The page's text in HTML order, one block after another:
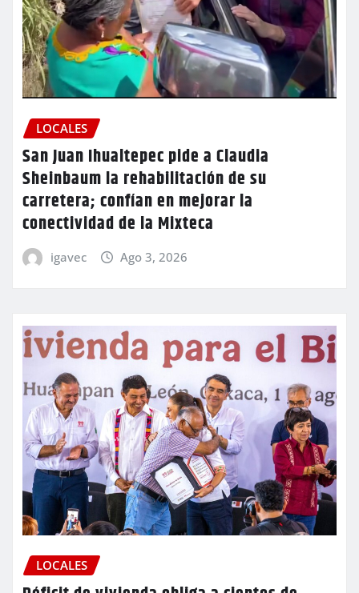
LOCALES
San Juan Ihualtepec pide a Claudia
Sheinbaum la rehabilitación de su
carretera; confían en mejorar la
conectividad de la Mixteca
igavec Ago 3, 2026
LOCALES